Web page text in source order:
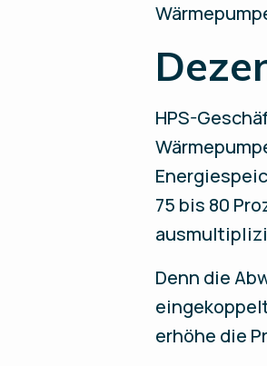
HPS-
75 bis 80
Denn die
erhöhe die